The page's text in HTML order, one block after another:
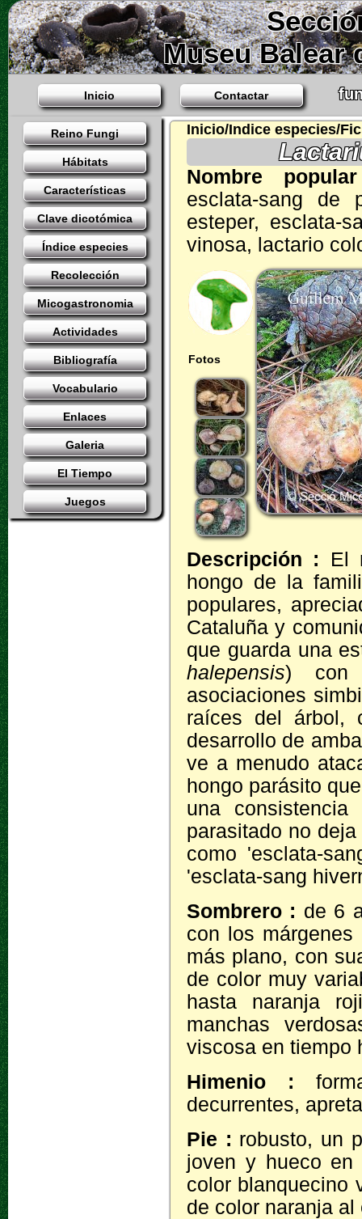
Museu Balear
Inicio Contactar
Reino Fungi
Hábitats
Características
Clave dicotómica
Índice especies
Recolección
Micogastronomia
Actividades
Bibliografía
Vocabulario
Enlaces
Galeria
El Tiempo
Juegos
Inicio/Indice especies/
Nombre
esclata-sang de
esteper, esclata-
vinosa, lactario
Fotos
Descripción : El
hongo de la
populares,
Cataluña y
que guarda una
halepensis) con
asociaciones
raíces del árbol,
desarrollo de
ve a menudo
hongo parásito
una
parasitado no
como 'esclata-
'esclata-sang
Sombrero : de 6
con los
más plano, con
de color muy
hasta naranja
manchas
viscosa en tiempo
Himenio :
decurrentes,
Pie : robusto, un
joven y hueco en
color blanquecino
de color naranja al